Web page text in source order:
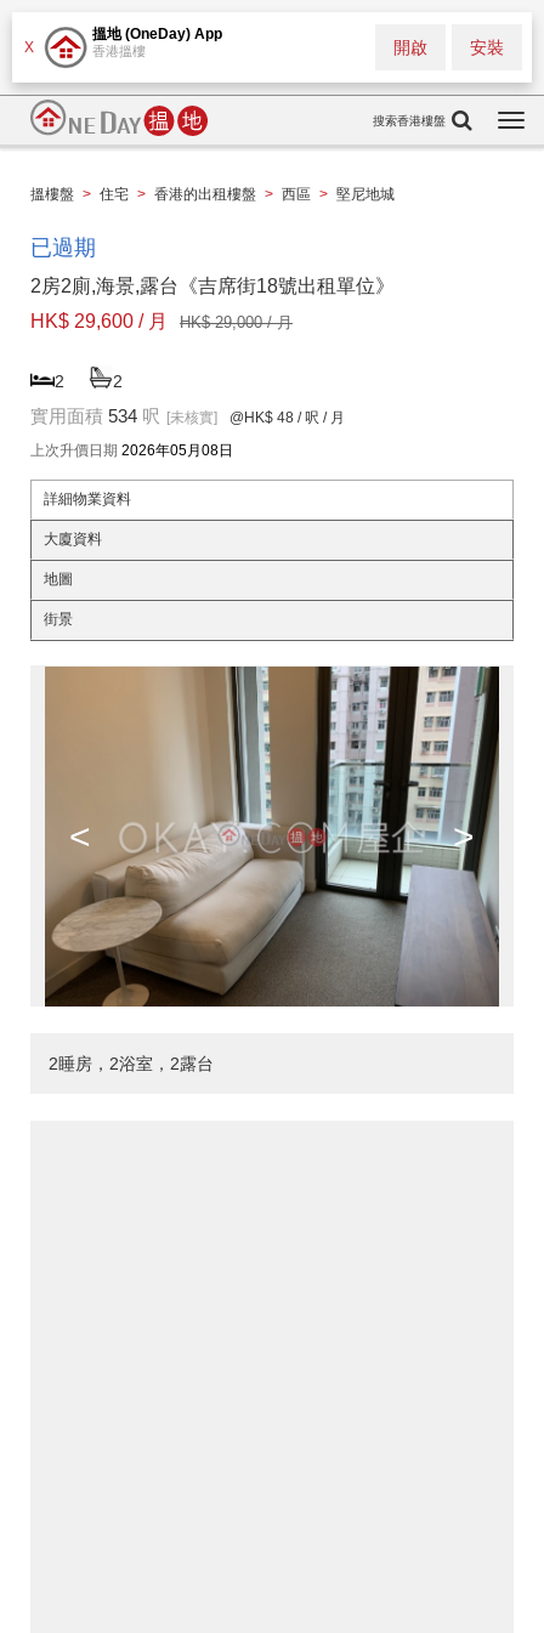
X
搵地 (OneDay) App
香港搵樓 安裝
開啟
搜索香港樓盤
搵樓盤 > 住宅 > 香港的出租樓盤 > 西區 > 堅尼地城
已過期
2房2廁,海景,露台《吉席街18號出租單位》
HK$ 29,600 / 月
HK$ 29,000 / 月
2 2
實用面積 534 呎 [未核實] @HK$ 48 / 呎 / 月
上次升價日期 2026年05月08日
詳細物業資料
大廈資料
地圖
街景
< >
2睡房，2浴室，2露台